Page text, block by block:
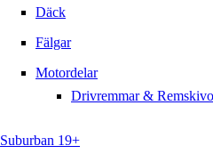
Däck
Fälgar
Motordelar
Drivremmar &
Suburban 19+